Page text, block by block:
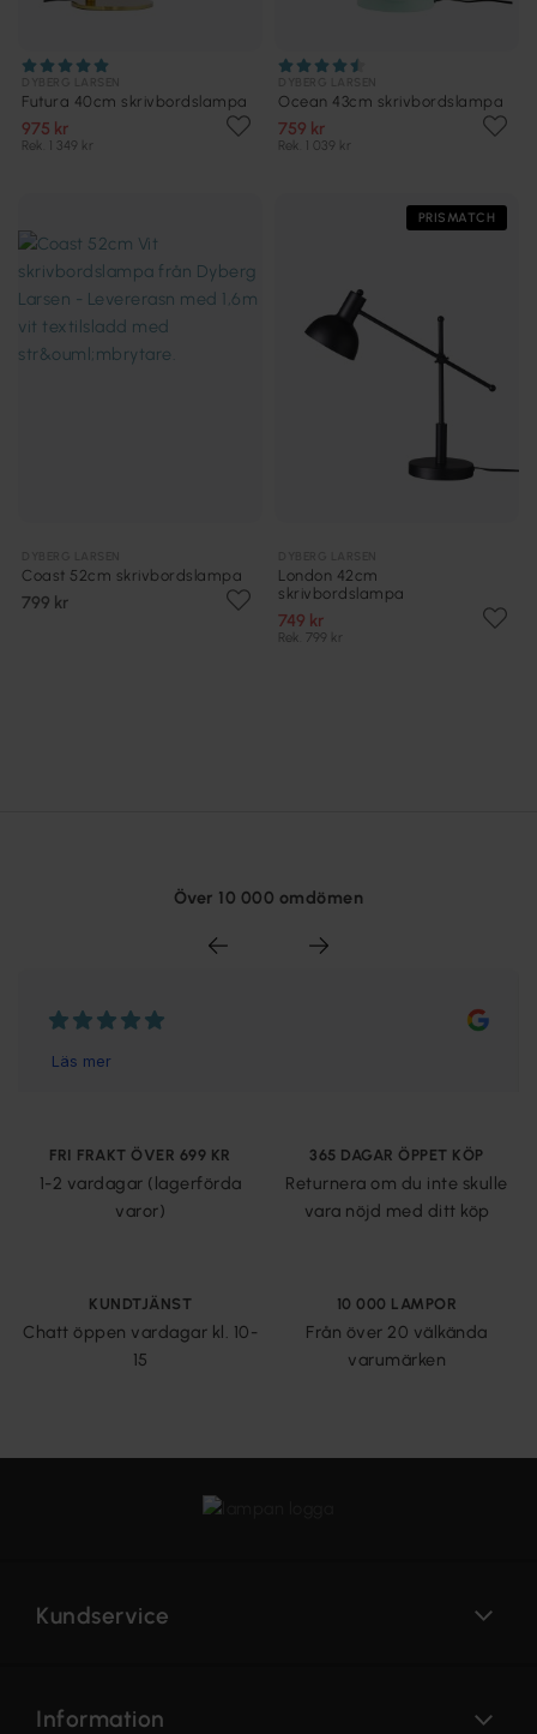
Futura 40cm skrivbordslampa
975 kr
Rek. 1 349 kr
Ocean 43cm skrivbordslampa
759 kr
Rek. 1 039 kr
Coast 52cm skrivbordslampa
799 kr
PRISMATCH
London 42cm
skrivbordslampa
749 kr
Rek. 799 kr
Över 10 000 omdömen
FRI FRAKT ÖVER 699 KR
1-2 vardagar (lagerförda
varor)
365 DAGAR ÖPPET KÖP
Returnera om du inte skulle
vara nöjd med ditt köp
KUNDTJÄNST
Chatt öppen vardagar kl. 10-
15
10 000 LAMPOR
Från över 20 välkända
varumärken
Kundservice
Information